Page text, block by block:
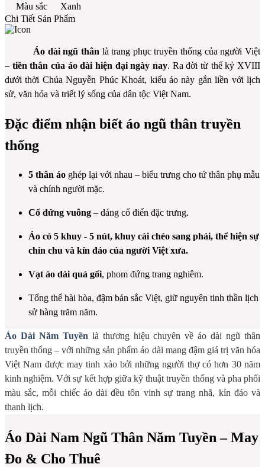
Màu sắc
Xanh
Chi Tiết Sản Phẩm
Áo dài ngũ thân là trang phục truyền thống của người Việt
– tiền thân của áo dài hiện đại ngày nay. Ra đời từ thế kỷ XVIII
dưới thời Chúa Nguyễn Phúc Khoát, kiểu áo này gắn liền với lịch
sử, văn hóa và triết lý sống của dân tộc Việt Nam.
Đặc điểm nhận biết áo ngũ thân truyền
thống
5 thân áo ghép lại với nhau – biểu trưng cho tứ thân phụ mẫu
và chính người mặc.
Cổ đứng vuông – dáng cổ điển đặc trưng.
Áo có 5 khuy - 5 nút, khuy cài chéo sang phải, thể hiện sự
chỉn chu và kín đáo của người Việt xưa.
Vạt áo dài quá gối, phom đứng trang nghiêm.
Tổng thể hài hòa, đậm bản sắc Việt, giữ nguyên tinh thần lịch
sử hàng trăm năm.
Áo Dài Năm Tuyền là thương hiệu chuyên về áo dài ngũ thân
truyền thống – với những sản phẩm áo dài mang đậm giá trị văn hóa
Việt Nam được may tinh xảo bởi những người thợ có hơn 30 năm
kinh nghiệm. Với sự kết hợp giữa kỹ thuật truyền thống và pha phối
màu sắc, mỗi chiếc áo dài đều tôn vinh sự trang nhã, kín đáo và
thanh lịch.
Áo Dài Nam Ngũ Thân Năm Tuyền – May
Đo & Cho Thuê